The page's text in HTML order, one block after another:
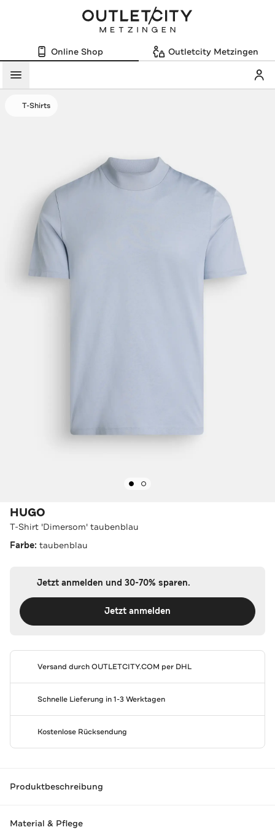
Online Shop Outletcity Metzingen
Menü
T-Shirts
HUGO
T-Shirt 'Dimersom' taubenblau
Farbe: taubenblau
Jetzt anmelden und 30-70% sparen.
Jetzt anmelden
Versand durchOUTLETCITY.COM per DHL
Schnelle Lieferung in 1-3 Werktagen
Kostenlose Rücksendung
Produktbeschreibung
Material & Pflege